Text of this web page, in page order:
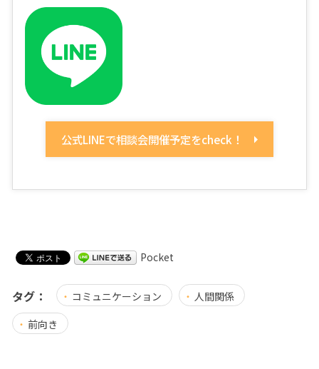
公式LINEで相談会開催予定をcheck！
Pocket
タグ： コミュニケーション
人間関係
前向き